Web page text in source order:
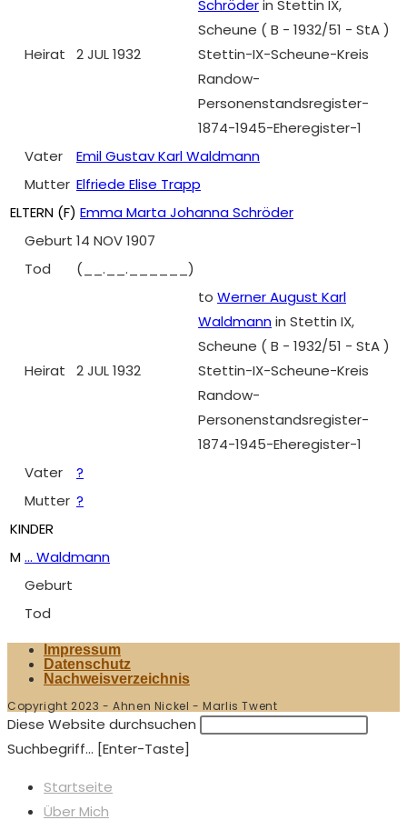
Heirat 2 JUL 1932
Schröderin Stettin IX,
Scheune ( B - 1932/51 - StA )
Stettin-IX-Scheune-Kreis
Randow-
Personenstandsregister-
1874-1945-Eheregister-1
Vater
Emil Gustav Karl Waldmann
Mutter Elfriede Elise Trapp
ELTERN (F) Emma Marta Johanna Schröder
Geburt 14 NOV 1907
Tod
(__.__.______)
Heirat 2 JUL 1932
to Werner August Karl
Waldmannin Stettin IX,
Scheune ( B - 1932/51 - StA )
Stettin-IX-Scheune-Kreis
Randow-
Personenstandsregister-
1874-1945-Eheregister-1
Vater
?
Mutter ?
KINDER
M... Waldmann
Geburt
Tod
Impressum
Datenschutz
Nachweisverzeichnis
Copyright 2023 - Ahnen Nickel - Marlis Twent
Diese Website durchsuchen
Suchbegriff... [Enter-Taste]
Startseite
Über Mich